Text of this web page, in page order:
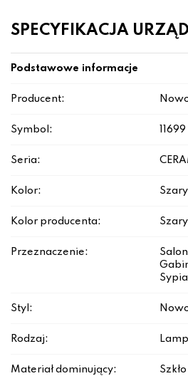
SPECYFIKACJA
Podstawowe informacje
Producent:
Symbol: 11699
Seria:
Kolor:
Kolor producenta:
Przeznaczenie:
Styl:
Rodzaj:
Materiał dominujący: Szkło